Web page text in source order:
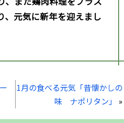
、元気に新年を迎えまし
1月の食べる元気「昔懐かしの
味 ナポリタン」
»